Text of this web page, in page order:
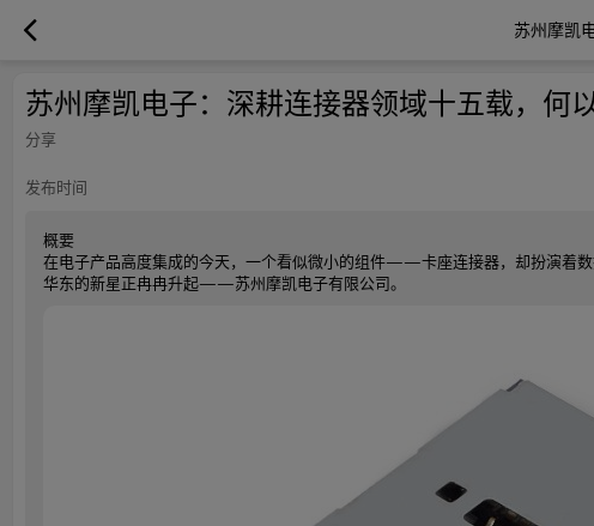
苏州摩凯
苏州摩凯电子：深耕连接器领域十五载，何
分享
发布时间
概要
在电子产品高度集成的今天，一个看似微小的组件——卡座连接器，却扮演着
华东的新星正冉冉升起——苏州摩凯电子有限公司。